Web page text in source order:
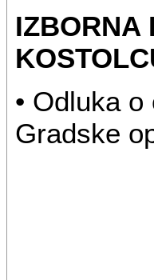
IZBORNA
• Odluka
Gradske